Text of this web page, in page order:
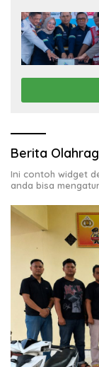
Berita
Ini contoh widget
anda bisa